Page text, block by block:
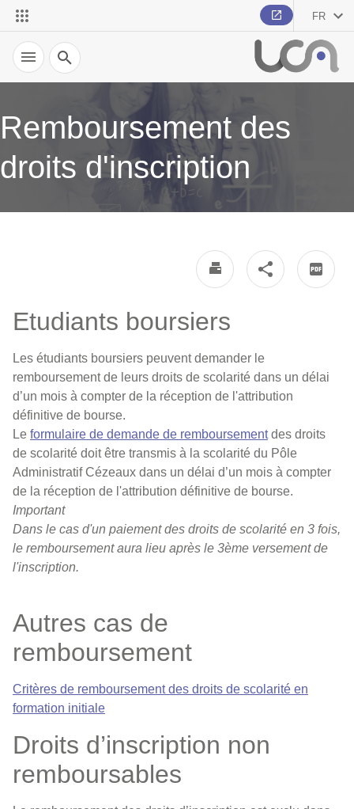
FR
Recherche
Remboursement des
droits d'inscription
Etudiants boursiers
Les étudiants boursiers peuvent demander le
remboursement de leurs droits de scolarité dans un délai
d’un mois à compter de la réception de l'attribution
définitive de bourse.
Le formulaire de demande de remboursementdes droits
de scolarité doit être transmis à la scolarité du Pôle
Administratif Cézeaux dans un délai d’un mois à compter
de la réception de l'attribution définitive de bourse.
Important
Dans le cas d'un paiement des droits de scolarité en 3 fois,
le remboursement aura lieu après le 3ème versement de
l'inscription.
Autres cas de
remboursement
Critères de remboursement des droits de scolarité en
formation initiale
Droits d’inscription non
remboursables